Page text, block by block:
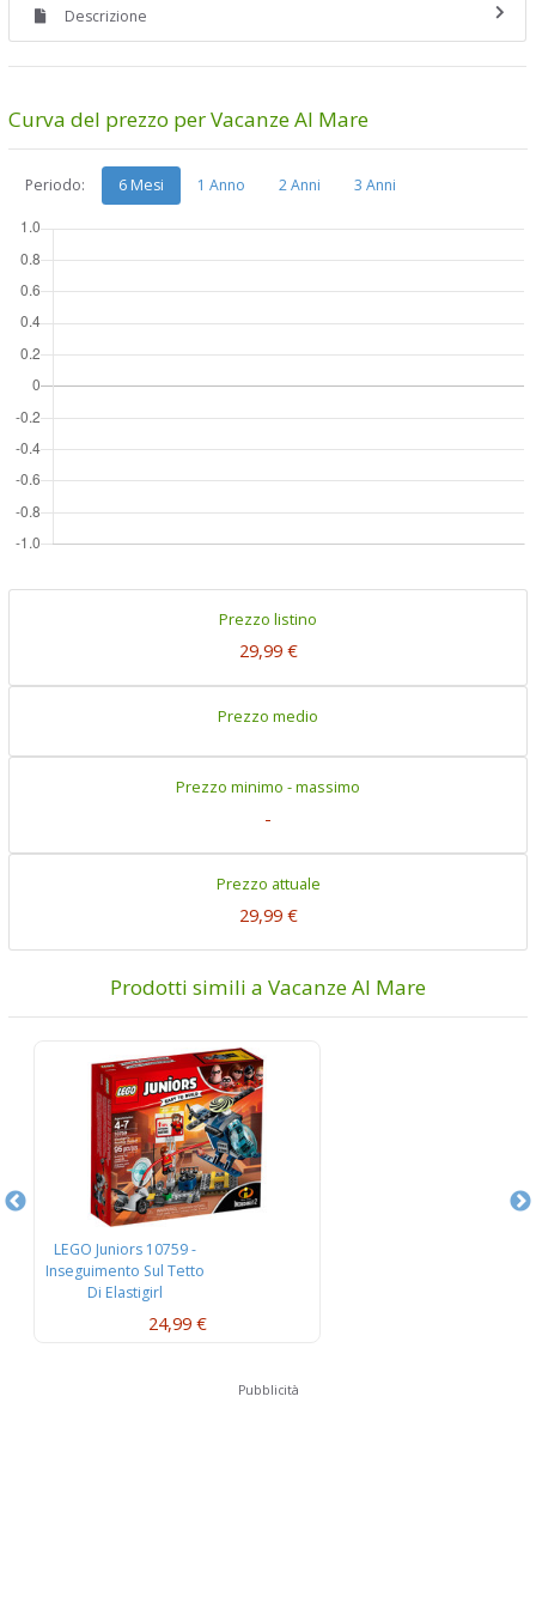
Descrizione
Curva del prezzo per Vacanze Al Mare
Periodo: 6 Mesi 1 Anno 2 Anni 3 Anni
Prezzo listino
29,99 €
Prezzo medio
Prezzo minimo - massimo
-
Prezzo attuale
29,99 €
Prodotti simili a Vacanze Al Mare
LEGO Juniors 10759 -
Inseguimento Sul Tetto
Di Elastigirl
24,99 €
Pubblicità